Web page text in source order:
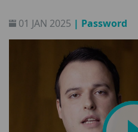
01 JAN 2025 | Password